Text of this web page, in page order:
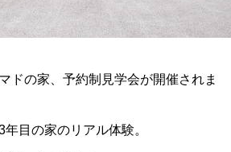
ドの家、予約制見学会が開催されま
目の家のリアル体験。